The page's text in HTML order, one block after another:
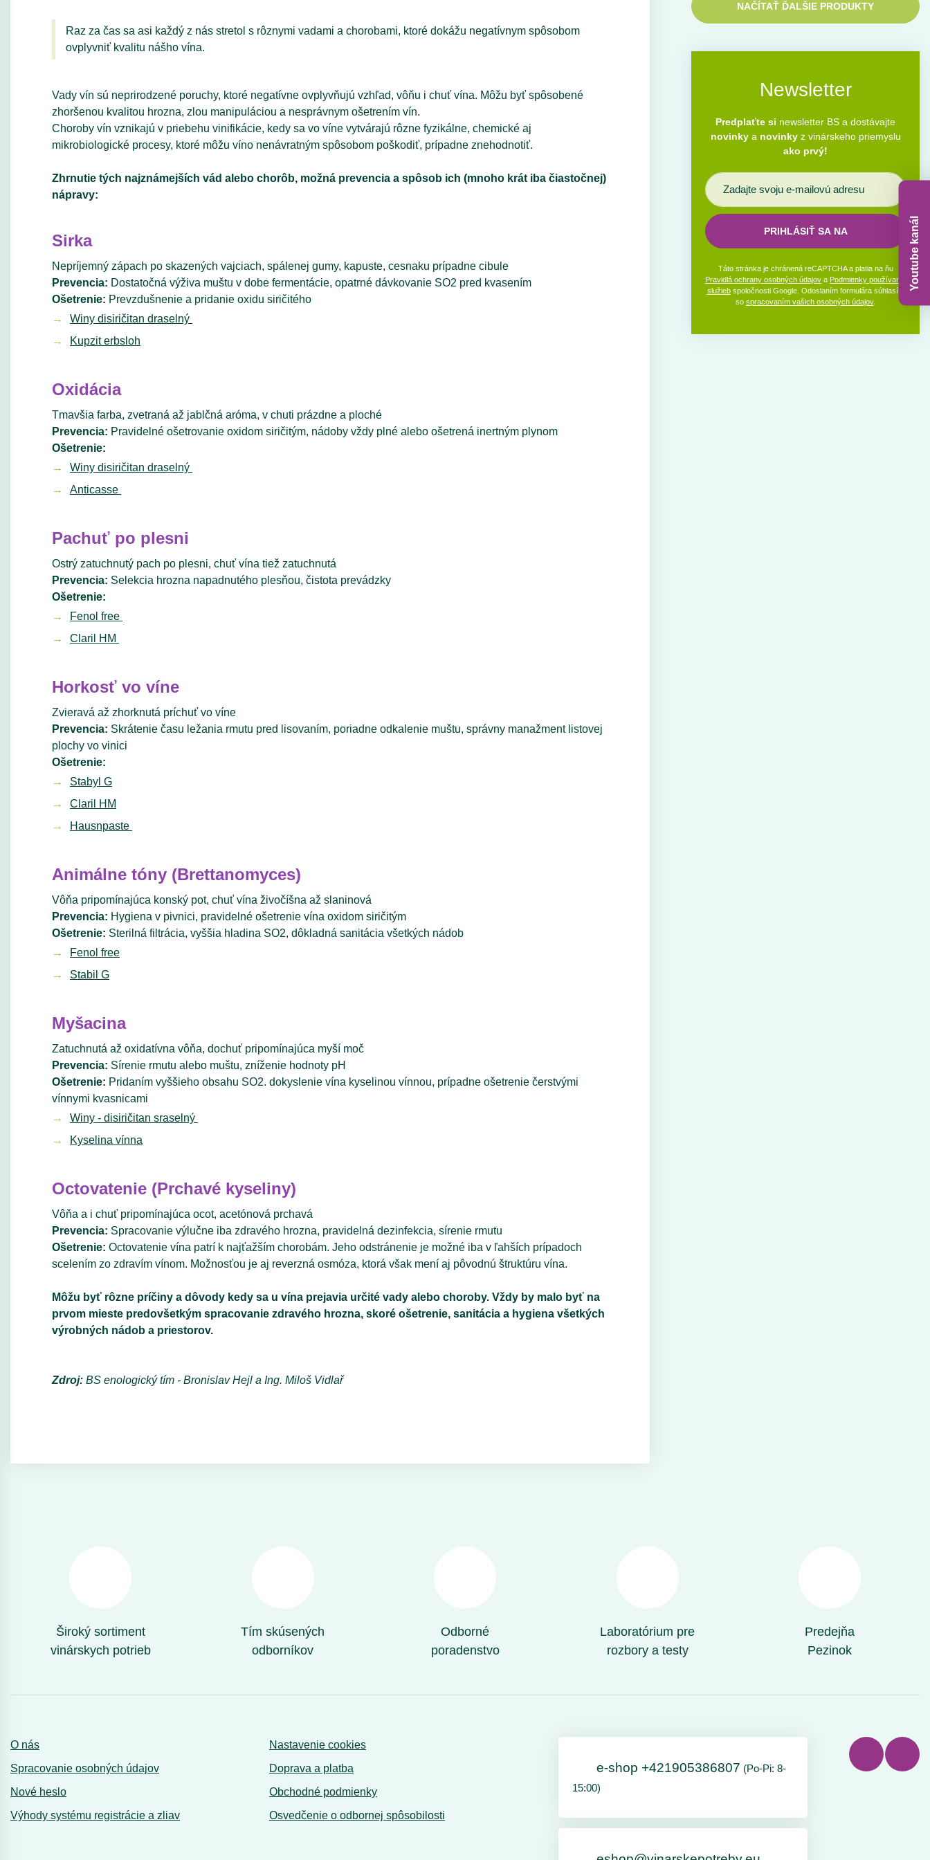
Raz za čas sa asi každý z nás stretol s rôznymi vadami a chorobami, ktoré dokážu negatívnym spôsobom
ovplyvniť kvalitu nášho vína.
Vady vín sú neprirodzené poruchy, ktoré negatívne ovplyvňujú vzhľad, vôňu i chuť vína. Môžu byť spôsobené
zhoršenou kvalitou hrozna, zlou manipuláciou a nesprávnym ošetrením vín.
Choroby vín vznikajú v priebehu vinifikácie, kedy sa vo víne vytvárajú rôzne fyzikálne, chemické aj
mikrobiologické procesy, ktoré môžu víno nenávratným spôsobom poškodiť, prípadne znehodnotiť.
Zhrnutie tých najznámejších vád alebo chorôb, možná prevencia a spôsob ich (mnoho krát iba čiastočnej)
nápravy:
Sirka
Nepríjemný zápach po skazených vajciach, spálenej gumy, kapuste, cesnaku prípadne cibule
Prevencia: Dostatočná výživa muštu v dobe fermentácie, opatrné dávkovanie SO2 pred kvasením
Ošetrenie: Prevzdušnenie a pridanie oxidu siričitého
Winy disiričitan draselný
Kupzit erbsloh
Oxidácia
Tmavšia farba, zvetraná až jablčná aróma, v chuti prázdne a ploché
Prevencia: Pravidelné ošetrovanie oxidom siričitým, nádoby vždy plné alebo ošetrená inertným plynom
Ošetrenie:
Winy disiričitan draselný
Anticasse
Pachuť po plesni
Ostrý zatuchnutý pach po plesni, chuť vína tiež zatuchnutá
Prevencia: Selekcia hrozna napadnutého plesňou, čistota prevádzky
Ošetrenie:
Fenol free
Claril HM
Horkosť vo víne
Zvieravá až zhorknutá príchuť vo víne
Prevencia: Skrátenie času ležania rmutu pred lisovaním, poriadne odkalenie muštu, správny manažment listovej
plochy vo vinici
Ošetrenie:
Stabyl G
Claril HM
Hausnpaste
Animálne tóny (Brettanomyces)
Vôňa pripomínajúca konský pot, chuť vína živočíšna až slaninová
Prevencia: Hygiena v pivnici, pravidelné ošetrenie vína oxidom siričitým
Ošetrenie: Sterilná filtrácia, vyššia hladina SO2, dôkladná sanitácia všetkých nádob
Fenol free
Stabil G
Myšacina
Zatuchnutá až oxidatívna vôňa, dochuť pripomínajúca myší moč
Prevencia: Sírenie rmutu alebo muštu, zníženie hodnoty pH
Ošetrenie: Pridaním vyššieho obsahu SO2. dokyslenie vína kyselinou vínnou, prípadne ošetrenie čerstvými
vínnymi kvasnicami
Winy - disiričitan sraselný
Kyselina vínna
Octovatenie (Prchavé kyseliny)
Vôňa a i chuť pripomínajúca ocot, acetónová prchavá
Prevencia: Spracovanie výlučne iba zdravého hrozna, pravidelná dezinfekcia, sírenie rmutu
Ošetrenie: Octovatenie vína patrí k najťažším chorobám. Jeho odstránenie je možné iba v ľahších prípadoch
scelením zo zdravím vínom. Možnosťou je aj reverzná osmóza, ktorá však mení aj pôvodnú štruktúru vína.
Môžu byť rôzne príčiny a dôvody kedy sa u vína prejavia určité vady alebo choroby. Vždy by malo byť na
prvom mieste predovšetkým spracovanie zdravého hrozna, skoré ošetrenie, sanitácia a hygiena všetkých
výrobných nádob a priestorov.
Zdroj: BS enologický tím - Bronislav Hejl a Ing. Miloš Vidlař
NAČÍTAŤ ĎALŠIE PRODUKTY
Newsletter
Predplaťte si newsletter BS a dostávajte
novinkya novinkyz vinárskeho priemyslu
ako prvý!
PRIHLÁSIŤ SA NA
Táto stránka je chránená reCAPTCHA a platia na ňu
Pravidlá ochrany osobných údajov a Podmienky používania
služiebspoločnosti Google. Odoslaním formulára súhlasíte
so spracovaním vašich osobných údajov.
Široký sortiment
vinárskych potrieb
Tím skúsených
odborníkov
Odborné
poradenstvo
Laboratórium pre
rozbory a testy
Predejňa
Pezinok
O nás
Spracovanie osobných údajov
Nové heslo
Výhody systému registrácie a zliav
Nastavenie cookies
Doprava a platba
Obchodné podmienky
Osvedčenie o odbornej spôsobilosti
e-shop +421905386807 (Po-Pi: 8-
15:00)
Youtube kanál